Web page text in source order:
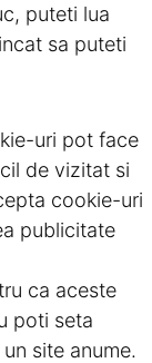
puteti lua
sa puteti
uri pot face
de vizitat si
cookie-uri
publicitate
ca aceste
poti seta
site anume.